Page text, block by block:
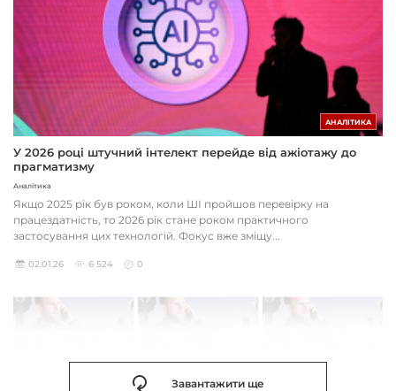
АНАЛІТИКА
У 2026 році штучний інтелект перейде від ажіотажу до
прагматизму
Аналітика
Якщо 2025 рік був роком, коли ШІ пройшов перевірку на
працездатність, то 2026 рік стане роком практичного
застосування цих технологій. Фокус вже зміщу...
02.01.26 6 524 0
Завантажити ще